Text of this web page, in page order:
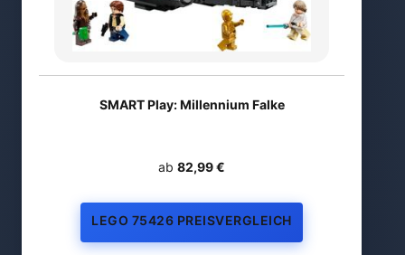
SMART Play: Millennium Falke
ab 82,99 €
LEGO 75426 PREISVERGLEICH